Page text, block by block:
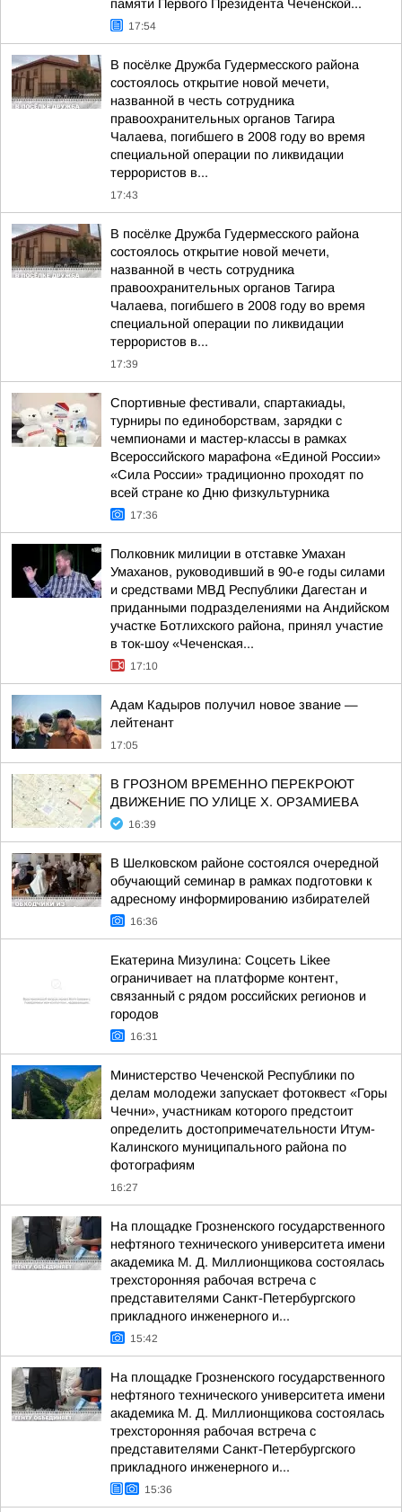
памяти Первого Президента Чеченской...
17:54
В посёлке Дружба Гудермесского района
состоялось открытие новой мечети,
названной в честь сотрудника
правоохранительных органов Тагира
Чалаева, погибшего в 2008 году во время
специальной операции по ликвидации
террористов в...
17:43
В посёлке Дружба Гудермесского района
состоялось открытие новой мечети,
названной в честь сотрудника
правоохранительных органов Тагира
Чалаева, погибшего в 2008 году во время
специальной операции по ликвидации
террористов в...
17:39
Спортивные фестивали, спартакиады,
турниры по единоборствам, зарядки с
чемпионами и мастер-классы в рамках
Всероссийского марафона «Единой России»
«Сила России» традиционно проходят по
всей стране ко Дню физкультурника
17:36
Полковник милиции в отставке Умахан
Умаханов, руководивший в 90-е годы силами
и средствами МВД Республики Дагестан и
приданными подразделениями на Андийском
участке Ботлихского района, принял участие
в ток-шоу «Чеченская...
17:10
Адам Кадыров получил новое звание —
лейтенант
17:05
В ГРОЗНОМ ВРЕМЕННО ПЕРЕКРОЮТ
ДВИЖЕНИЕ ПО УЛИЦЕ Х. ОРЗАМИЕВА
16:39
В Шелковском районе состоялся очередной
обучающий семинар в рамках подготовки к
адресному информированию избирателей
16:36
Екатерина Мизулина: Соцсеть Likee
ограничивает на платформе контент,
связанный с рядом российских регионов и
городов
16:31
Министерство Чеченской Республики по
делам молодежи запускает фотоквест «Горы
Чечни», участникам которого предстоит
определить достопримечательности Итум-
Калинского муниципального района по
фотографиям
16:27
На площадке Грозненского государственного
нефтяного технического университета имени
академика М. Д. Миллионщикова состоялась
трехсторонняя рабочая встреча с
представителями Санкт-Петербургского
прикладного инженерного и...
15:42
На площадке Грозненского государственного
нефтяного технического университета имени
академика М. Д. Миллионщикова состоялась
трехсторонняя рабочая встреча с
представителями Санкт-Петербургского
прикладного инженерного и...
15:36